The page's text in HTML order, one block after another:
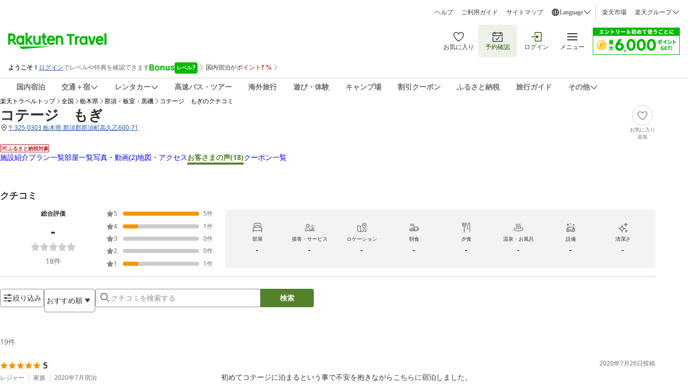
ヘルプ ご利用ガイド サイトマップ Language 楽天市場 楽天グループ
お気に入り 予約確認 ログイン メニュー
国内宿泊 交通＋宿 レンタカー 高速バス・ツアー 海外旅行 遊び・体験 キャンプ場 割引クーポン ふるさと納税 旅行ガイド その他
楽天トラベルトップ 全国 栃木県 那須・板室・黒磯 コテージ もぎのクチコミ
コテージ もぎ
〒325-0303 栃木県 那須郡那須町高久乙600-71
ふるさと納税対象
お気に入り
追加
施設紹介プラン一覧部屋一覧写真・動画(2)地図・アクセスお客さまの声(18)クーポン一覧
クチコミ
総合評価
-
18件
5 5件
4
1件
3
0件
2
0件
1
1件
部屋
-
接客・サービス
-
ロケーション
-
朝食
-
夕食
-
温泉・お風呂
-
設備
-
清潔さ
-
絞り込み おすすめ順 検索
19件
5
レジャー 家族 2020年7月宿泊
2020年7月26日投稿
初めてコテージに泊まるという事で不安を抱きながらこちらに宿泊しました。